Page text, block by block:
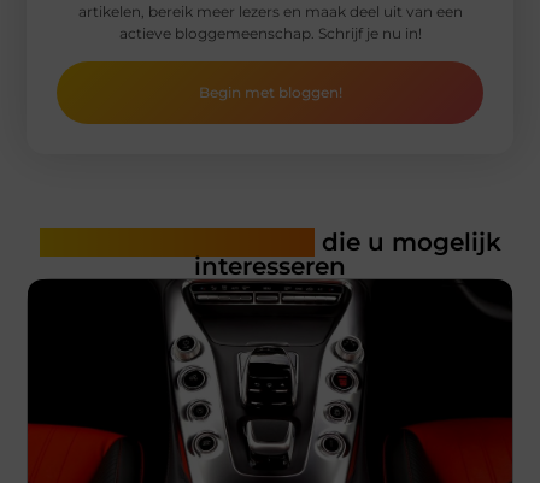
artikelen, bereik meer lezers en maak deel uit van een
actieve bloggemeenschap. Schrijf je nu in!
Begin met bloggen!
die u mogelijk
interesseren